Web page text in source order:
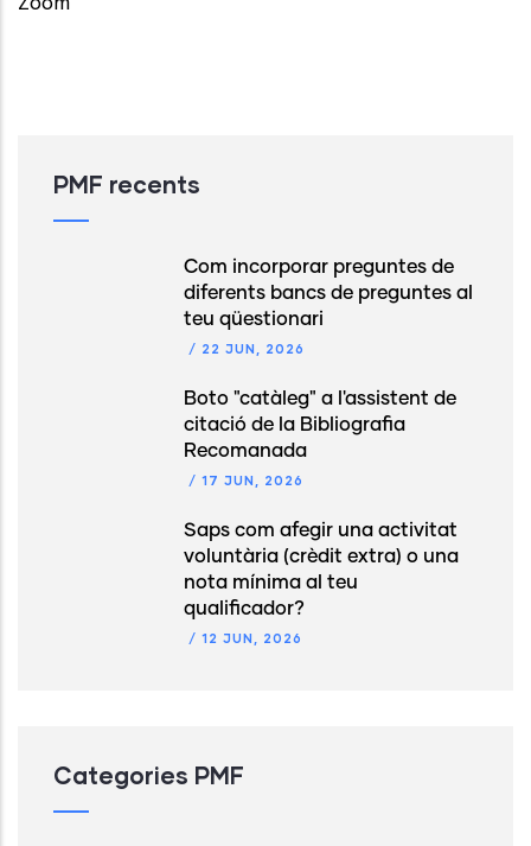
PMF recents
Com incorporar preguntes de
diferents bancs de preguntes al
teu qüestionari
/ 22 JUN, 2026
Boto "catàleg" a l'assistent de
citació de la Bibliografia
Recomanada
/ 17 JUN, 2026
Saps com afegir una activitat
voluntària (crèdit extra) o una
nota mínima al teu
qualificador?
/ 12 JUN, 2026
Categories PMF